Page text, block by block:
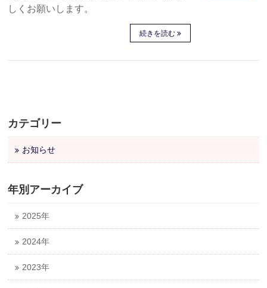
しくお願いします。
続きを読む
カテゴリー
お知らせ
年別アーカイブ
2025年
2024年
2023年